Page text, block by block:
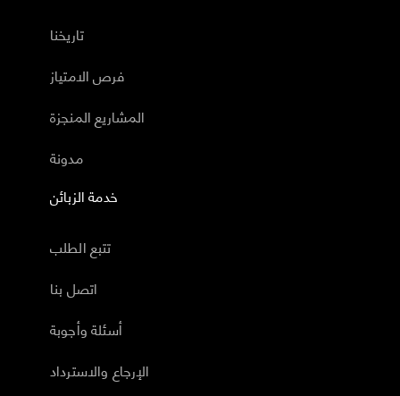
تاريخنا
فرص الامتياز
المشاريع المنجزة
مدونة
خدمة الزبائن
تتبع الطلب
اتصل بنا
أسئلة وأجوبة
الإرجاع والاسترداد